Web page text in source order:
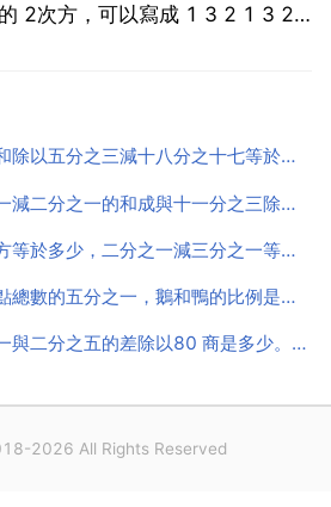
2次方，可以寫成 1 3 2 1 3 2
負二次方 3的二次方...
二分之一加三分之一的和除以五分之三減十八分之十七等於多少
三分之一乘以括號分之一減二分之一的和成與十一分之三除以四分之
二分之一的三分之一次方等於多少，二分之一減三分之一等於多少？
飼養場有500只禽，雞點總數的五分之一，鵝和鴨的比例是三比二，三種家禽各多少隻
一又二分之一的三分之一與二分之五的差除以80 商是多少。看到後請儘快回覆，謝謝
2026 All Rights Reserved